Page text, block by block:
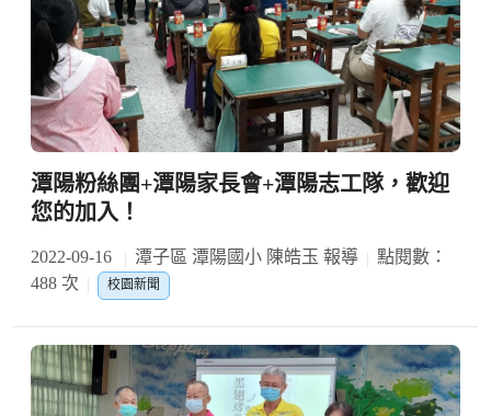
潭陽粉絲團+潭陽家長會+潭陽志工隊，歡迎
您的加入！
2022-09-16 潭子區 潭陽國小 陳皓玉 報導
點閱數：
488 次
校園新聞